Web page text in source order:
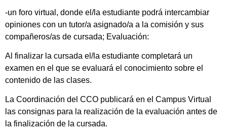
-un foro virtual, donde el/la estudiante podrá intercambiar
opiniones con un tutor/a asignado/a a la comisión y sus
compañeros/as de cursada; Evaluación:
Al finalizar la cursada el/la estudiante completará un
examen en el que se evaluará el conocimiento sobre el
contenido de las clases.
La Coordinación del CCO publicará en el Campus Virtual
las consignas para la realización de la evaluación antes de
la finalización de la cursada.